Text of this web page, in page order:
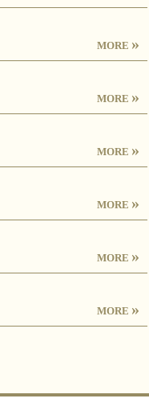
MORE »
MORE »
MORE »
MORE »
MORE »
MORE »